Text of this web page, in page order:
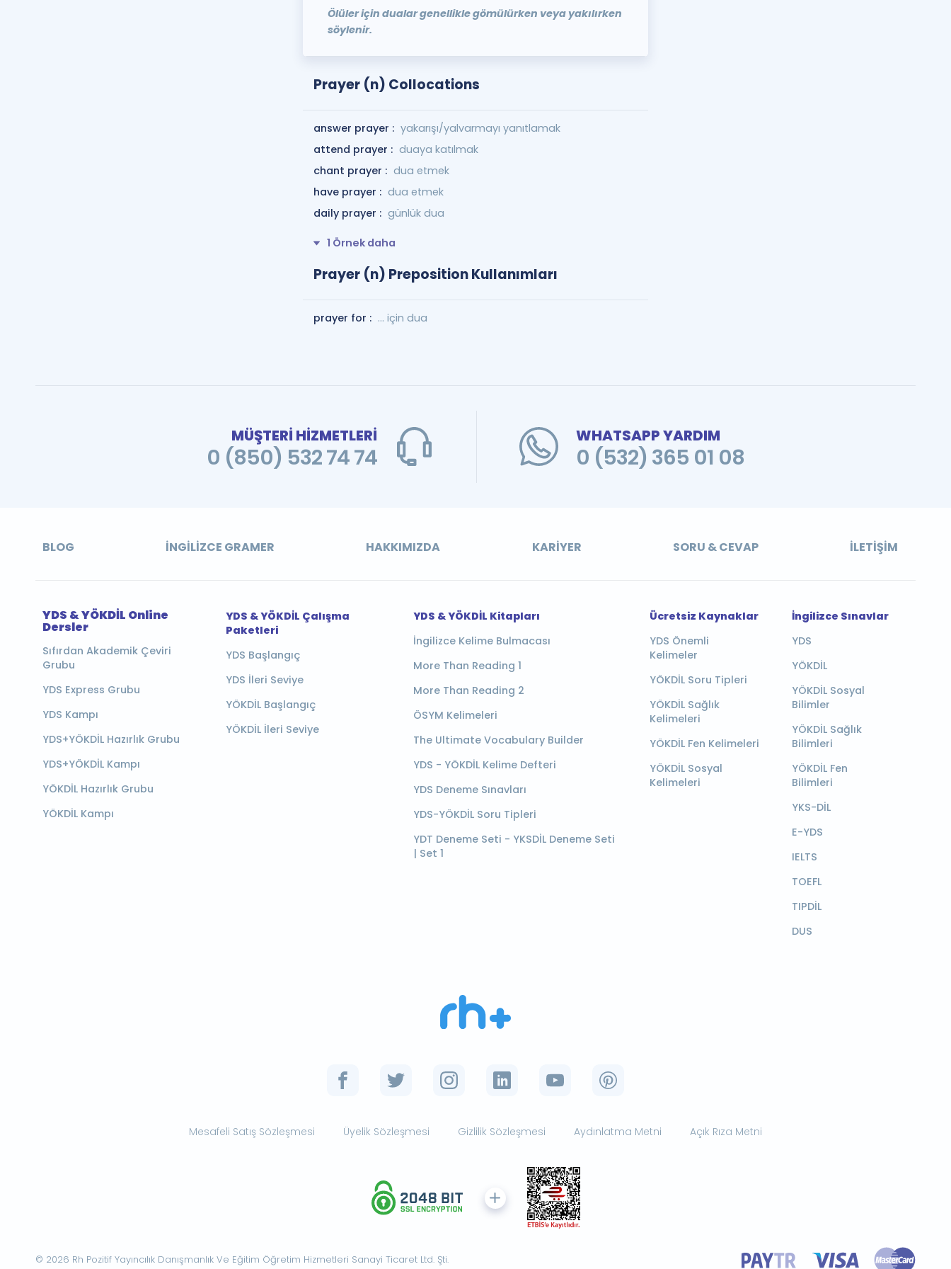
Ölüler için dualar genellikle gömülürken veya yakılırken
söylenir.
Prayer (n) Collocations
answer prayer : yakarışı/yalvarmayı yanıtlamak
attend prayer : duaya katılmak
chant prayer : dua etmek
have prayer : dua etmek
daily prayer : günlük dua
1 Örnek daha
Prayer (n) Preposition Kullanımları
prayer for : ... için dua
MÜŞTERİ HİZMETLERİ
0 (850) 532 74 74
WHATSAPP YARDIM
0 (532) 365 01 08
BLOG İNGILIZCE GRAMER HAKKIMIZDA KARIYER SORU & CEVAP İLETIŞIM
YDS & YÖKDİL Online
Dersler
Sıfırdan Akademik Çeviri
Grubu
YDS Express Grubu
YDS Kampı
YDS+YÖKDİL Hazırlık Grubu
YDS+YÖKDİL Kampı
YÖKDİL Hazırlık Grubu
YÖKDİL Kampı
YDS & YÖKDİL Çalışma
Paketleri
YDS Başlangıç
YDS İleri Seviye
YÖKDİL Başlangıç
YÖKDİL İleri Seviye
YDS & YÖKDİL Kitapları
İngilizce Kelime Bulmacası
More Than Reading 1
More Than Reading 2
ÖSYM Kelimeleri
The Ultimate Vocabulary Builder
YDS - YÖKDİL Kelime Defteri
YDS Deneme Sınavları
YDS-YÖKDİL Soru Tipleri
YDT Deneme Seti - YKSDİL Deneme Seti
| Set 1
Ücretsiz Kaynaklar
YDS Önemli
Kelimeler
YÖKDİL Soru Tipleri
YÖKDİL Sağlık
Kelimeleri
YÖKDİL Fen Kelimeleri
YÖKDİL Sosyal
Kelimeleri
İngilizce Sınavlar
YDS
YÖKDİL
YÖKDİL Sosyal
Bilimler
YÖKDİL Sağlık
Bilimleri
YÖKDİL Fen
Bilimleri
YKS-DİL
E-YDS
IELTS
TOEFL
TIPDİL
DUS
Mesafeli Satış Sözleşmesi Üyelik Sözleşmesi Gizlilik Sözleşmesi Aydınlatma Metni Açık Rıza Metni
© 2026 Rh Pozitif Yayıncılık Danışmanlık Ve Eğitim Öğretim Hizmetleri Sanayi Ticaret Ltd. Şti.